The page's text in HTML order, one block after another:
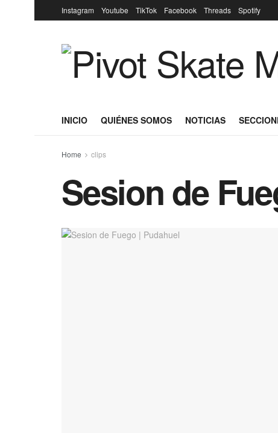
Instagram Youtube TikTok Facebook Threads Spotify
INICIO QUIÉNES SOMOS NOTICIAS
Home clips
Sesion de